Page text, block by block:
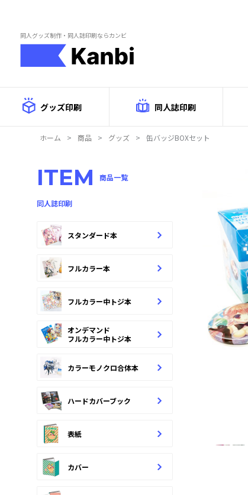
同人グッズ制作・同人誌印刷ならカンビ
グッズ印刷 同人誌印刷
ホーム > 商品 > グッズ > 缶バッジBOXセット
ITEM 商品一覧
同人誌印刷
スタンダード本
フルカラー本
フルカラー中トジ本
オンデマンド
フルカラー中トジ本
カラーモノクロ合体本
ハードカバーブック
表紙
カバー